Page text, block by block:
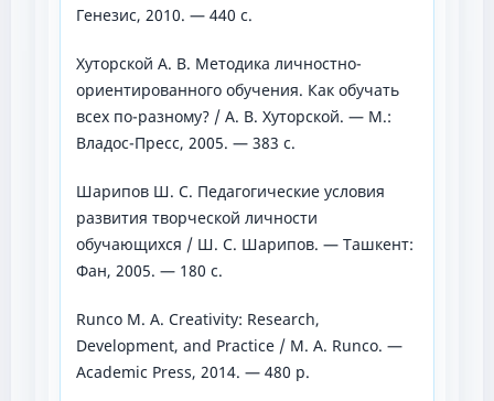
Генезис, 2010. — 440 с.
Хуторской А. В. Методика личностно-
ориентированного обучения. Как обучать
всех по-разному? / А. В. Хуторской. — М.:
Владос-Пресс, 2005. — 383 с.
Шарипов Ш. С. Педагогические условия
развития творческой личности
обучающихся / Ш. С. Шарипов. — Ташкент:
Фан, 2005. — 180 с.
Runco M. A. Creativity: Research,
Development, and Practice / M. A. Runco. —
Academic Press, 2014. — 480 p.